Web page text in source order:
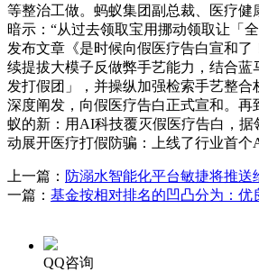
等整治工做。蚂蚁集团副总裁、医疗健
暗示：“从过去领取宝用挪动领取让「
发布文章《是时候向假医疗告白宣和了
续提拔大模子反做弊手艺能力，结合蓝
发打假团」，并操纵加强检索手艺整合
深度阐发，向假医疗告白正式宣和。
蚁的新：用AI科技覆灭假医疗告白，
动展开医疗打假防骗：上线了行业首个
上一篇： 防溺水智能化平台敏捷将推送
一篇： 基金按相对排名的凹凸分为：优
QQ咨询